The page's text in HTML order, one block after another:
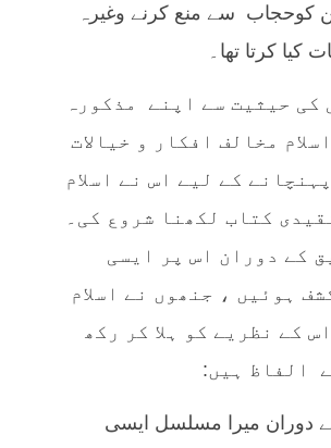
کوحجاب سے منع کرنے وغیرہ
کیا کرتا تھا۔
کی حیثیت سے اپنے مذکورہ
مخالف افکار و خیالات
کے لیے اس نے اسلام
کتاب لکھنا شروع کی۔
کے دوران اس پر ایسی
ہوئیں ، جنھوں نے اسلام
کے نظریے کو ہلا کر رکھ
الفاظ ہیں:
دوران میرا مسلسل ایسی